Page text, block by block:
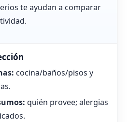
te ayudan a comparar
cocina/baños/pisos y
quién provee; alergias